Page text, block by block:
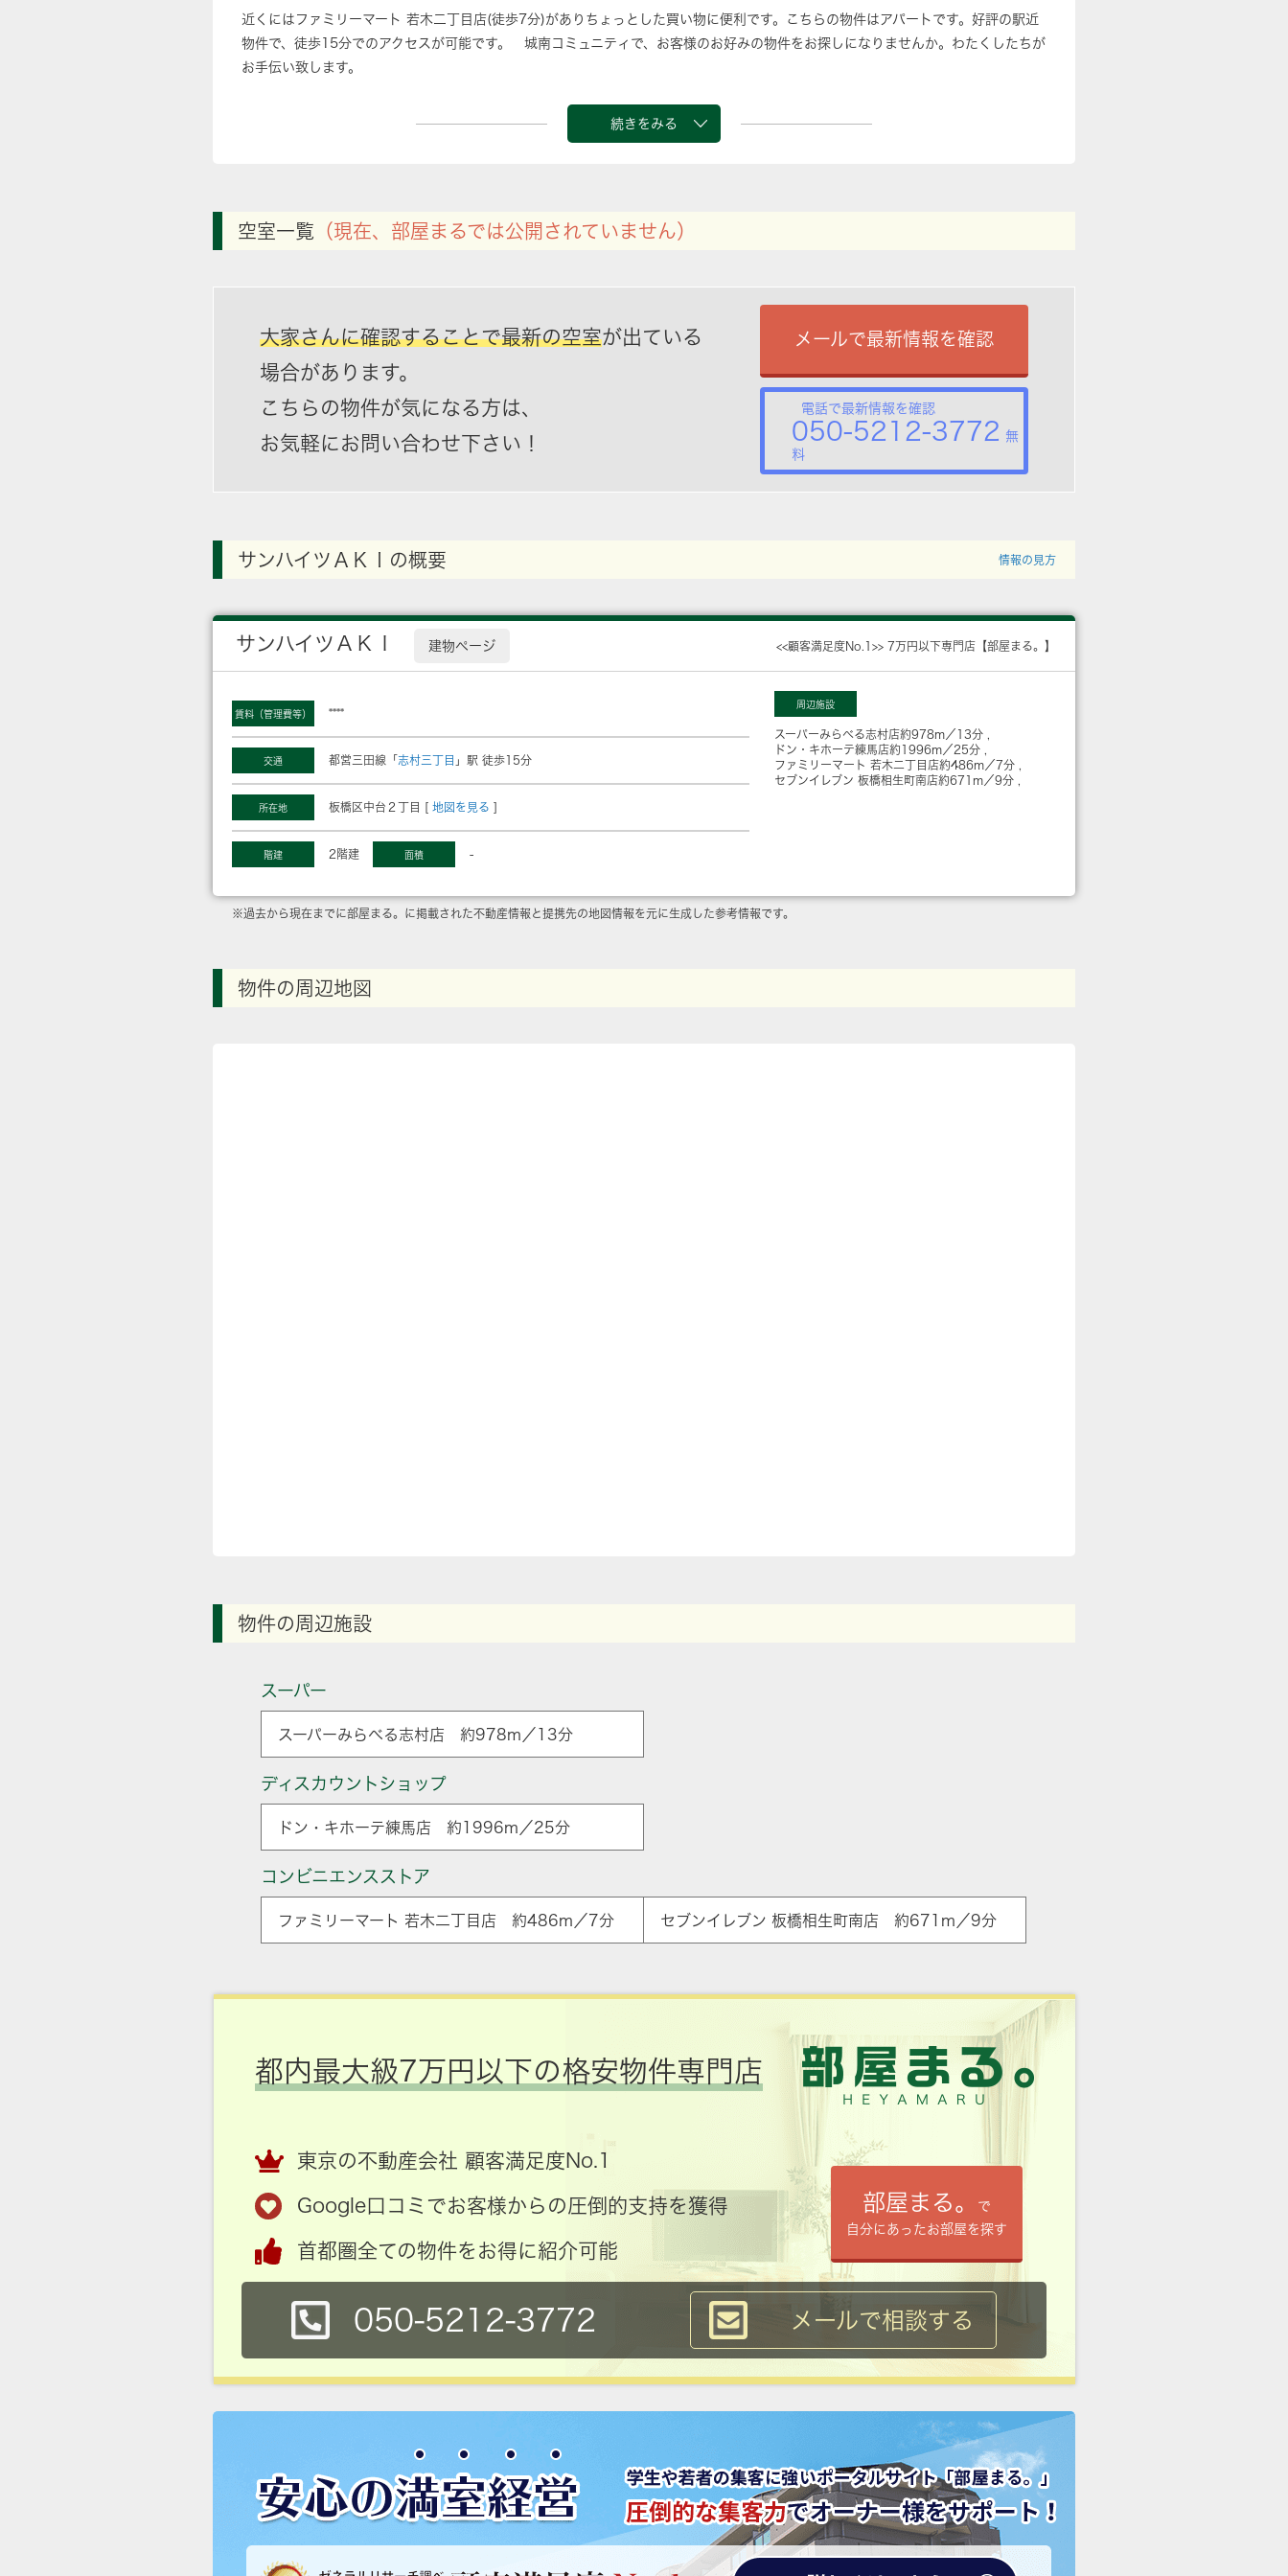
近くにはファミリーマート 若木二丁目店(徒歩7分)がありちょっとした買い物に便利です。こちらの物件はアパートです。好評の駅近
物件で、徒歩15分でのアクセスが可能です。 城南コミュニティで、お客様のお好みの物件をお探しになりませんか。わたくしたちが
お手伝い致します。
続きをみる
空室一覧 （現在、部屋まるでは公開されていません）
大家さんに確認することで最新の空室が出ている
場合があります。
こちらの物件が気になる方は、
お気軽にお問い合わせ下さい！
メールで最新情報を確認
電話で最新情報を確認
050-5212-3772 無
料
サンハイツＡＫＩの概要 情報の見方
サンハイツＡＫＩ 建物ページ <<顧客満足度No.1>> 7万円以下専門店【部屋まる。】
賃料（管理費等） ****
交通 都営三田線「 志村三丁目 」駅 徒歩15分
所在地 板橋区中台２丁目 [ 地図を見る ]
階建 2階建 面積 -
周辺施設
スーパーみらべる志村店約978m／13分
ドン・キホーテ練馬店約1996m／25分
ファミリーマート 若木二丁目店約486m／7分
セブンイレブン 板橋相生町南店約671m／9分
※過去から現在までに部屋まる。に掲載された不動産情報と提携先の地図情報を元に生成した参考情報です。
物件の周辺地図
物件の周辺施設
スーパー
スーパーみらべる志村店 約978m／13分
ディスカウントショップ
ドン・キホーテ練馬店 約1996m／25分
コンビニエンスストア
ファミリーマート 若木二丁目店 約486m／7分 セブンイレブン 板橋相生町南店 約671m／9分
都内最大級7万円以下の格安物件専門店
東京の不動産会社 顧客満足度No.1
Google口コミでお客様からの圧倒的支持を獲得
首都圏全ての物件をお得に紹介可能
部屋まる。
で
自分にあったお部屋を探す
050-5212-3772 メールで相談する